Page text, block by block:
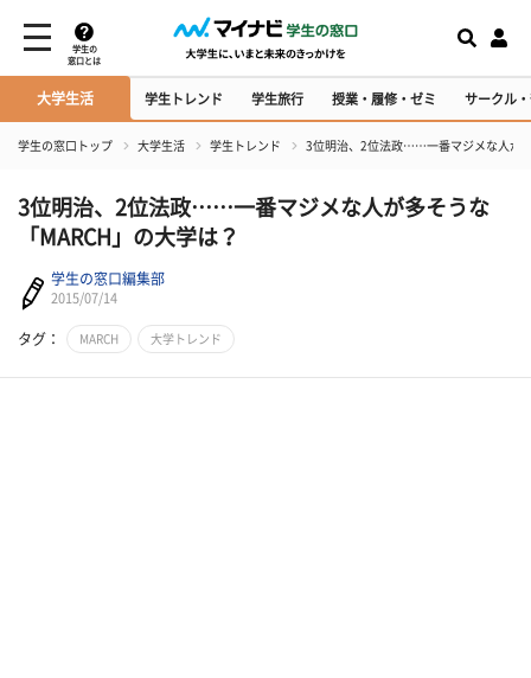
学生の
窓口とは
大学生活 学生トレンド 学生旅行 授業・履修・ゼミ サークル
学生の窓口トップ 大学生活 学生トレンド 3位明治、2位法政……一番マジメな人が
3位明治、2位法政……一番マジメな人が多そうな
「MARCH」の大学は？
学生の窓口編集部
2015/07/14
タグ： MARCH 大学トレンド